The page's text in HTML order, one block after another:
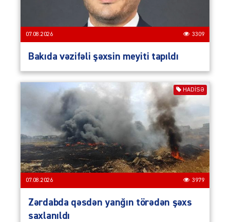
07.08.2026 3309
Bakıda vəzifəli şəxsin meyiti tapıldı
HADISƏ
07.08.2026 3979
Zərdabda qəsdən yanğın törədən şəxs
saxlanıldı